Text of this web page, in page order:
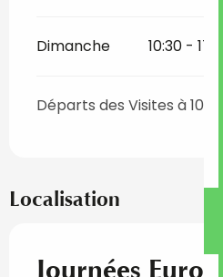
Dimanche 10:30 - 17:00
Départs des Visites à
Localisation
Journées